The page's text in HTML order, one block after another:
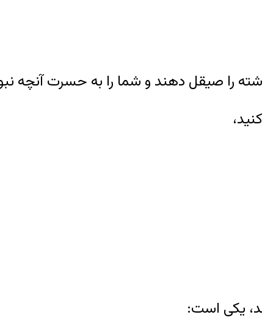
را صیقل دهند و شما را به حسرت آنچه
یکی است: